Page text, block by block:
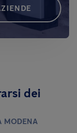
dei
MODENA